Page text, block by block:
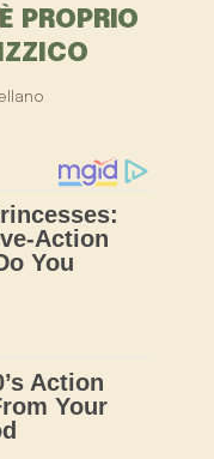
PROPRIO